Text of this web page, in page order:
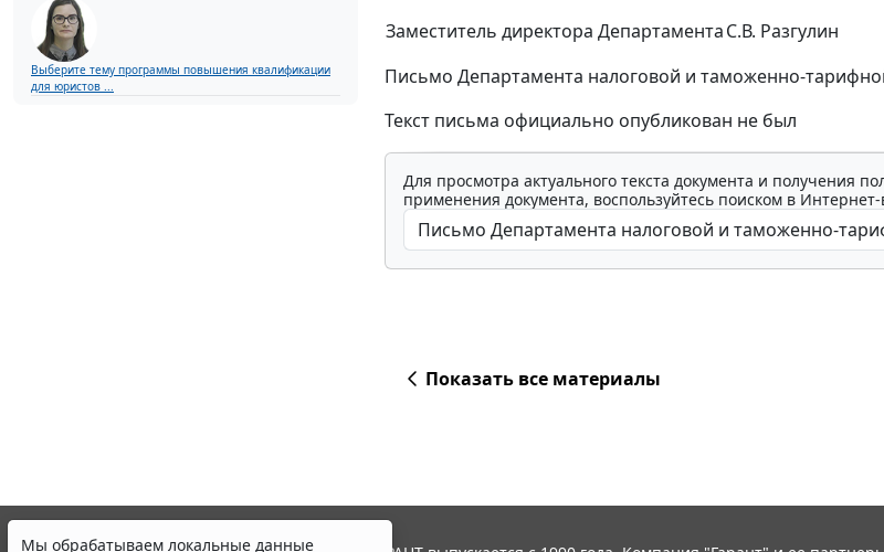
Выберите тему программы повышения квалификации
для юристов ...
Заместитель директора ДепартаментаС.В. Разгулин
Письмо Департамента налоговой и таможенно-
Текст письма официально опубликован не был
Для просмотра актуального текста документа и получения
применения документа, воспользуйтесь поиском в
Показать все материалы
Мы обрабатываем локальные данные